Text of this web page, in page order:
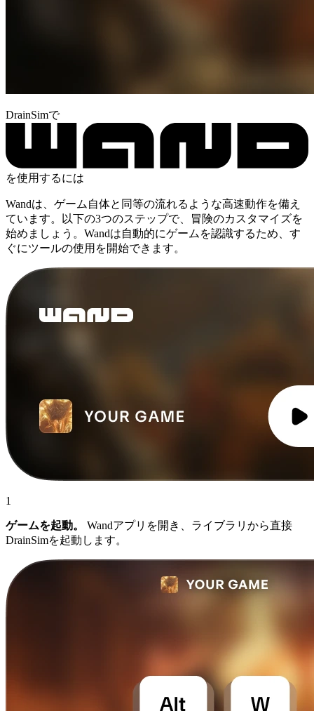
DrainSimで
を使用するには
Wandは、ゲーム自体と同等の流れるような高速動作を備え
ています。以下の3つのステップで、冒険のカスタマイズを
始めましょう。Wandは自動的にゲームを認識するため、す
ぐにツールの使用を開始できます。
1
ゲームを起動。
Wandアプリを開き、ライブラリから直接
DrainSimを起動します。